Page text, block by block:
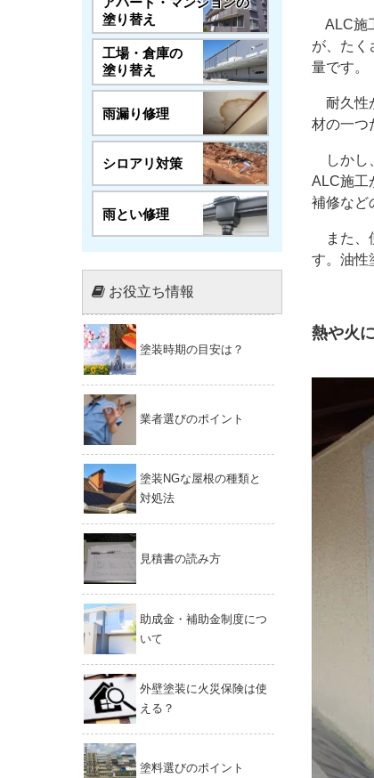
塗り替え
工場・倉庫の
塗り替え
雨漏り修理
シロアリ対策
雨とい修理
お役立ち情報
塗装時期の目安は？
業者選びのポイント
塗装NGな屋根の種類と
対処法
見積書の読み方
助成金・補助金制度につ
いて
外壁塗装に火災保険は使
える？
塗料選びのポイント
ALC施
が、たく
量です。
耐久性
材の一つ
しかし
ALC施工
補修など
また、
す。油性
熱や火